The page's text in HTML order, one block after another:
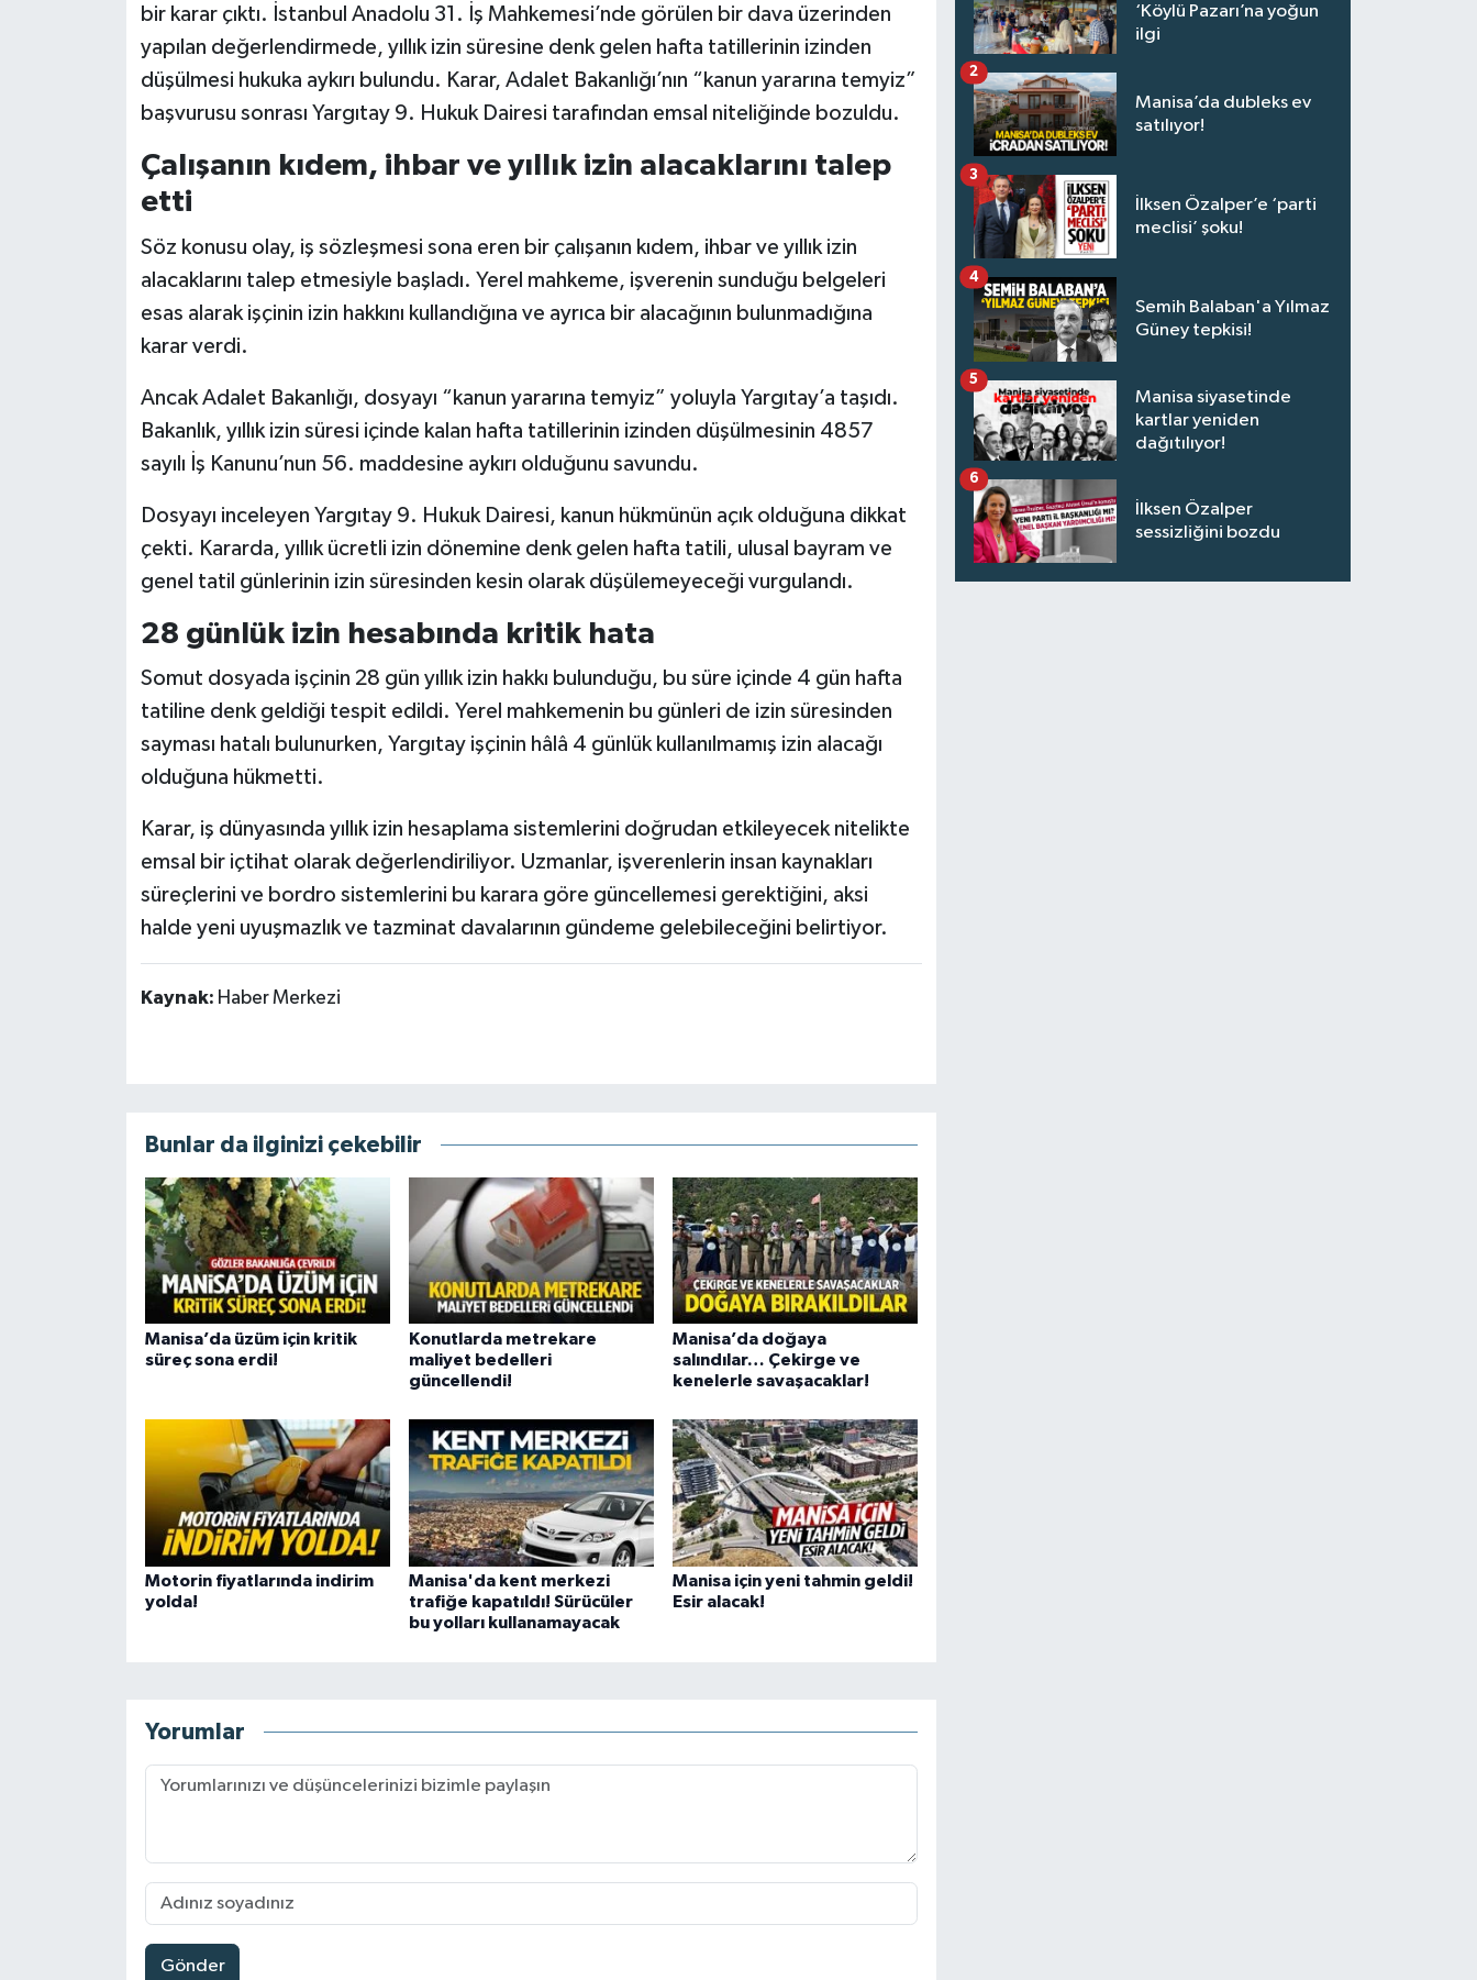
bir karar çıktı. İstanbul Anadolu 31. İş Mahkemesi’nde görülen bir dava üzerinden
yapılan değerlendirmede, yıllık izin süresine denk gelen hafta tatillerinin izinden
düşülmesi hukuka aykırı bulundu. Karar, Adalet Bakanlığı’nın “kanun yararına temyiz”
başvurusu sonrası Yargıtay 9. Hukuk Dairesi tarafından emsal niteliğinde bozuldu.
Çalışanın kıdem, ihbar ve yıllık izin alacaklarını talep
etti
Söz konusu olay, iş sözleşmesi sona eren bir çalışanın kıdem, ihbar ve yıllık izin
alacaklarını talep etmesiyle başladı. Yerel mahkeme, işverenin sunduğu belgeleri
esas alarak işçinin izin hakkını kullandığına ve ayrıca bir alacağının bulunmadığına
karar verdi.
Ancak Adalet Bakanlığı, dosyayı “kanun yararına temyiz” yoluyla Yargıtay’a taşıdı.
Bakanlık, yıllık izin süresi içinde kalan hafta tatillerinin izinden düşülmesinin 4857
sayılı İş Kanunu’nun 56. maddesine aykırı olduğunu savundu.
Dosyayı inceleyen Yargıtay 9. Hukuk Dairesi, kanun hükmünün açık olduğuna dikkat
çekti. Kararda, yıllık ücretli izin dönemine denk gelen hafta tatili, ulusal bayram ve
genel tatil günlerinin izin süresinden kesin olarak düşülemeyeceği vurgulandı.
28 günlük izin hesabında kritik hata
Somut dosyada işçinin 28 gün yıllık izin hakkı bulunduğu, bu süre içinde 4 gün hafta
tatiline denk geldiği tespit edildi. Yerel mahkemenin bu günleri de izin süresinden
sayması hatalı bulunurken, Yargıtay işçinin hâlâ 4 günlük kullanılmamış izin alacağı
olduğuna hükmetti.
Karar, iş dünyasında yıllık izin hesaplama sistemlerini doğrudan etkileyecek nitelikte
emsal bir içtihat olarak değerlendiriliyor. Uzmanlar, işverenlerin insan kaynakları
süreçlerini ve bordro sistemlerini bu karara göre güncellemesi gerektiğini, aksi
halde yeni uyuşmazlık ve tazminat davalarının gündeme gelebileceğini belirtiyor.
Kaynak: Haber Merkezi
Bunlar da ilginizi çekebilir
Manisa’da üzüm için kritik
süreç sona erdi!
Konutlarda metrekare
maliyet bedelleri
güncellendi!
Manisa’da doğaya
salındılar… Çekirge ve
kenelerle savaşacaklar!
Motorin fiyatlarında indirim
yolda!
Manisa'da kent merkezi
trafiğe kapatıldı! Sürücüler
bu yolları kullanamayacak
Manisa için yeni tahmin geldi!
Esir alacak!
Yorumlar
Gönder
‘Köylü Pazarı’na yoğun
ilgi
Manisa’da dubleks ev
satılıyor!
2
İlksen Özalper’e ‘parti
meclisi’ şoku!
3
Semih Balaban'a Yılmaz
Güney tepkisi!
4
Manisa siyasetinde
kartlar yeniden
dağıtılıyor!
5
İlksen Özalper
sessizliğini bozdu
6